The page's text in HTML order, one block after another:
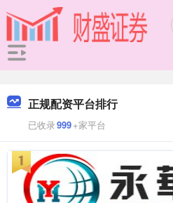
正规配资平台排行
已收录999+家平台